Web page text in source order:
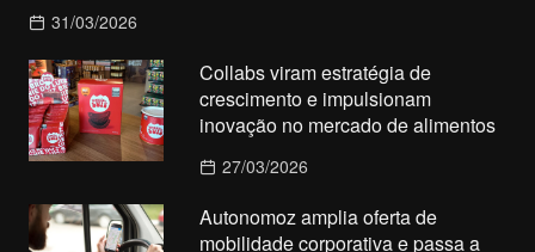
31/03/2026
Collabs viram estratégia de
crescimento e impulsionam
inovação no mercado de alimentos
27/03/2026
Autonomoz amplia oferta de
mobilidade corporativa e passa a